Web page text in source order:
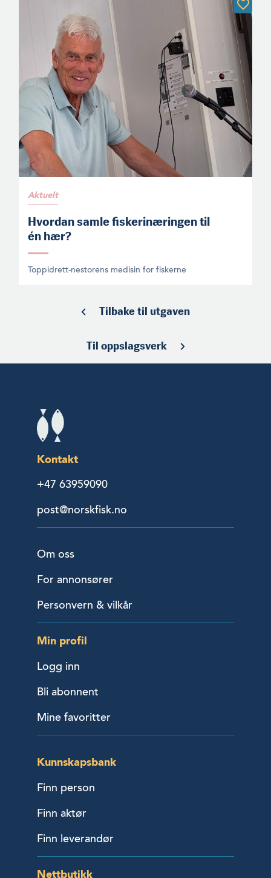
Aktuelt
Hvordan samle fiskerinæringen til
én hær?
Toppidrett-nestorens medisin for fiskerne
Tilbake til utgaven
Til oppslagsverk
Kontakt
+47 63959090
post@norskfisk.no
Om oss
For annonsører
Personvern & vilkår
Min profil
Logg inn
Bli abonnent
Mine favoritter
Kunnskapsbank
Finn person
Finn aktør
Finn leverandør
Nettbutikk